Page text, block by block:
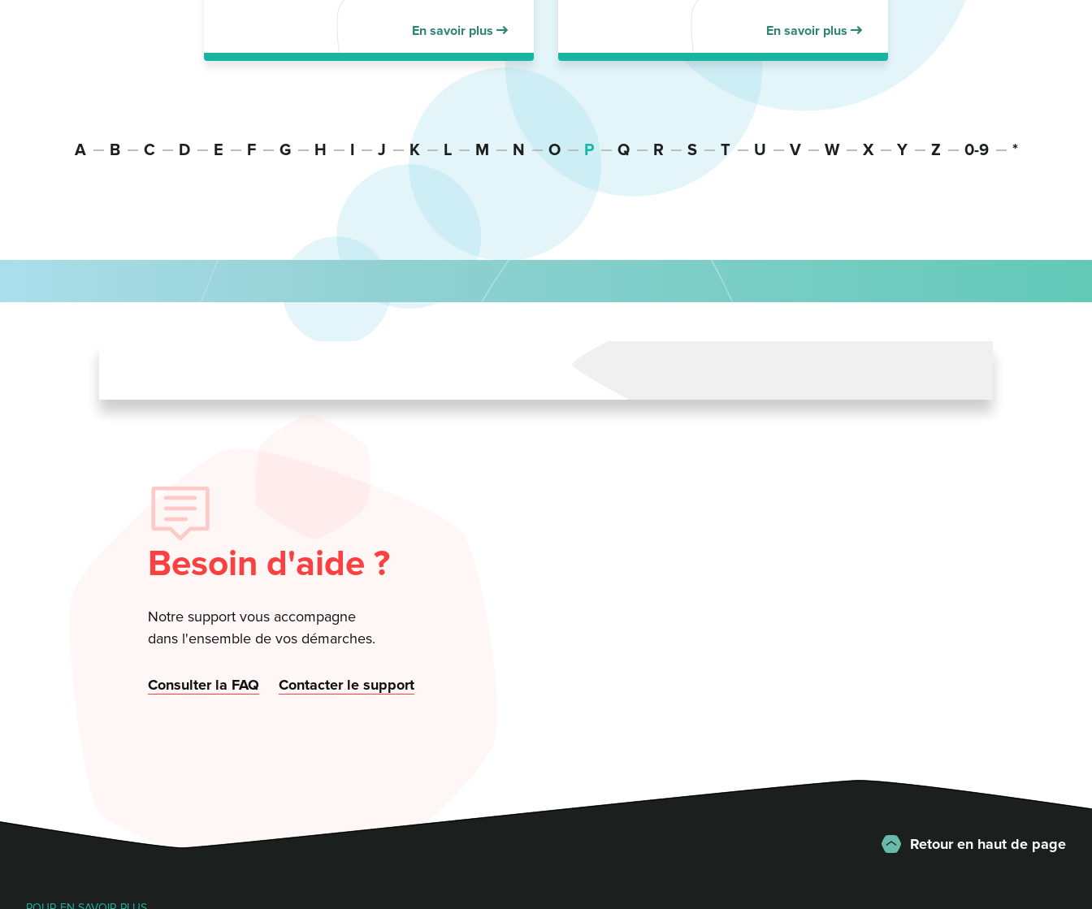
En savoir plus En savoir plus
A B C D E F G H I J K L M N O P Q R S T U V W X Y Z 0-9 *
Besoin d'aide ?
Notre support vous accompagne
dans l'ensemble de vos démarches.
Consulter la FAQ Contacter le support
Retour en haut de page